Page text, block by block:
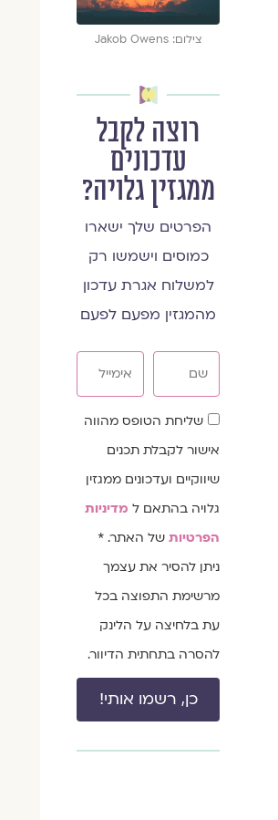
צילום: Jakob Owens
רוצה לקבל
עדכונים
ממגזין גלויה?
הפרטים שלך ישארו
כמוסים וישמשו רק
למשלוח אגרת עדכון
מהמגזין מפעם לפעם
שדהשליחת הטופס מהווה
אישור לקבלת תכנים
שיווקיים ועדכונים ממגזין
גלויה בהתאם למדיניות
הפרטיותשל האתר. *
ניתן להסיר את עצמך
מרשימת התפוצה בכל
עת בלחיצה על הלינק
להסרה בתחתית הדיוור.
כן, רשמו אותי!